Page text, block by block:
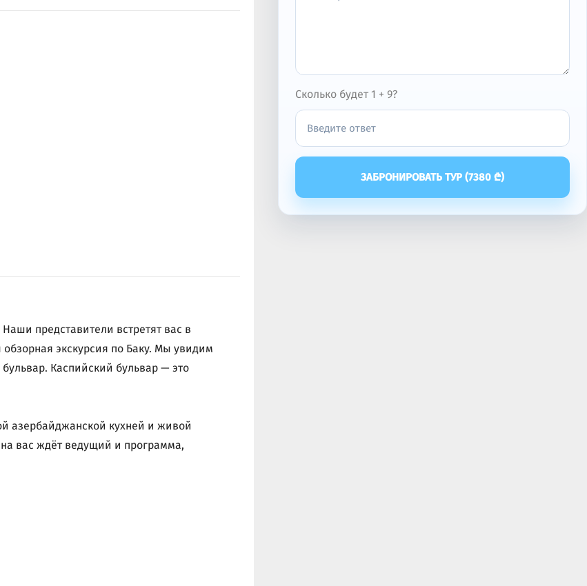
представители встретят вас в
обзорная экскурсия по Баку. Мы увидим
Каспийский бульвар — это
азербайджанской кухней и живой
вас ждёт ведущий и программа,
Сколько будет 1 + 9?
ЗАБРОНИРОВАТЬ ТУР (7380 ₾)